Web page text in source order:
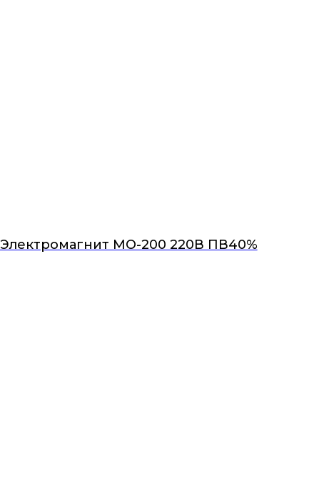
Электромагнит МО-200 220В ПВ40%